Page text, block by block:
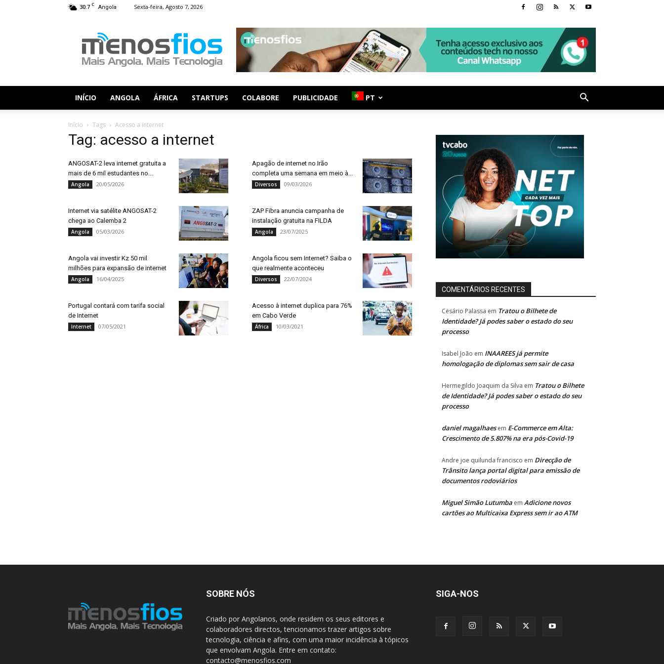
30.7 C Angola Sexta-feira, Agosto 7, 2026
Fios
INÍCIO ANGOLA ÁFRICA STARTUPS COLABORE PUBLICIDADE PT
Início Tags Acesso a internet
Tag: acesso a internet
ANGOSAT-2 leva internet gratuita a
mais de 6 mil estudantes no...
Angola 20/05/2026
Apagão de internet no Irão
completa uma semana em meio à...
Diversos 09/03/2026
Internet via satélite ANGOSAT-2
chega ao Calemba 2
Angola 05/03/2026
ZAP Fibra anuncia campanha de
instalação gratuita na FILDA
Angola 23/07/2025
Angola vai investir Kz 50 mil
milhões para expansão de internet
Angola 16/04/2025
Angola ficou sem Internet? Saiba o
que realmente aconteceu
Diversos 22/07/2024
Portugal contará com tarifa social
de Internet
Internet 07/05/2021
Acesso à internet duplica para 76%
em Cabo Verde
África 10/03/2021
COMENTÁRIOS RECENTES
Cesário Palassa em Tratou o Bilhete de
Identidade? Já podes saber o estado do seu
processo
Isabel João em INAAREES já permite
homologação de diplomas sem sair de casa
Hermegildo Joaquim da Silva em Tratou o Bilhete
de Identidade? Já podes saber o estado do seu
processo
daniel magalhaesem E-Commerce em Alta:
Crescimento de 5.807% na era pós-Covid-19
Andre joe quilunda francisco em Direcção de
Trânsito lança portal digital para emissão de
documentos rodoviários
Miguel Simão Lutumba em Adicione novos
cartões ao Multicaixa Express sem ir ao ATM
SOBRE NÓS
Criado por Angolanos, onde residem os seus editores e
colaboradores directos, tencionamos trazer artigos sobre
tecnologia, ciência e afins, com uma maior incidência à tópicos
que envolvam Angola. Entre em contato:
contacto@menosfios.com
SIGA-NOS